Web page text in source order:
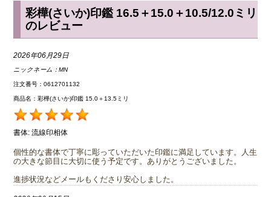
彩樺(さいか)印鑑 16.5＋15.0＋10.5/12.0ミリ
のレビュー
2026年06月29日
ニックネーム：MN
注文番号：0612701132
商品名：彩樺(さいか)印鑑 15.0＋13.5ミリ
書体: 流線印相体
個性的な書体で丁寧に彫っていただいた印鑑に満足しています。人生
の大きな節目に大切に使う予定です。ありがとうございました。
進捗状況などメールもくださり安心しました。